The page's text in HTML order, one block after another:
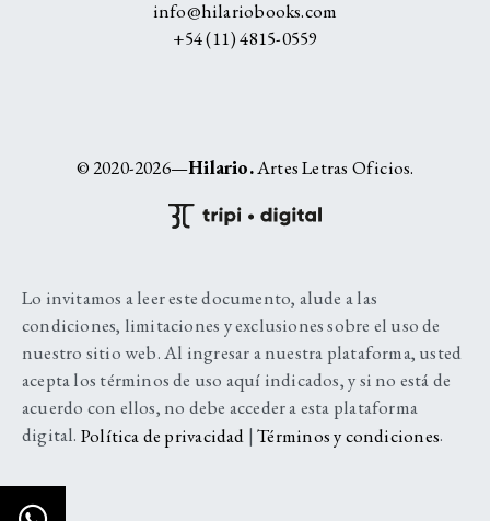
info@hilariobooks.com
+54 (11) 4815-0559
© 2020-2026—Hilario.Artes Letras Oficios.
Lo invitamos a leer este documento, alude a las
condiciones, limitaciones y exclusiones sobre el uso de
nuestro sitio web. Al ingresar a nuestra plataforma, usted
acepta los términos de uso aquí indicados, y si no está de
acuerdo con ellos, no debe acceder a esta plataforma
digital. Política de privacidad |Términos y condiciones.